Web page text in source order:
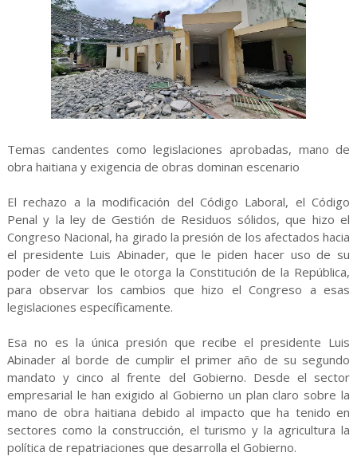
Temas candentes como legislaciones aprobadas, mano de
obra haitiana y exigencia de obras dominan escenario
El rechazo a la modificación del Código Laboral, el Código
Penal y la ley de Gestión de Residuos sólidos, que hizo el
Congreso Nacional, ha girado la presión de los afectados hacia
el presidente Luis Abinader, que le piden hacer uso de su
poder de veto que le otorga la Constitución de la República,
para observar los cambios que hizo el Congreso a esas
legislaciones específicamente.
Esa no es la única presión que recibe el presidente Luis
Abinader al borde de cumplir el primer año de su segundo
mandato y cinco al frente del Gobierno. Desde el sector
empresarial le han exigido al Gobierno un plan claro sobre la
mano de obra haitiana debido al impacto que ha tenido en
sectores como la construcción, el turismo y la agricultura la
política de repatriaciones que desarrolla el Gobierno.